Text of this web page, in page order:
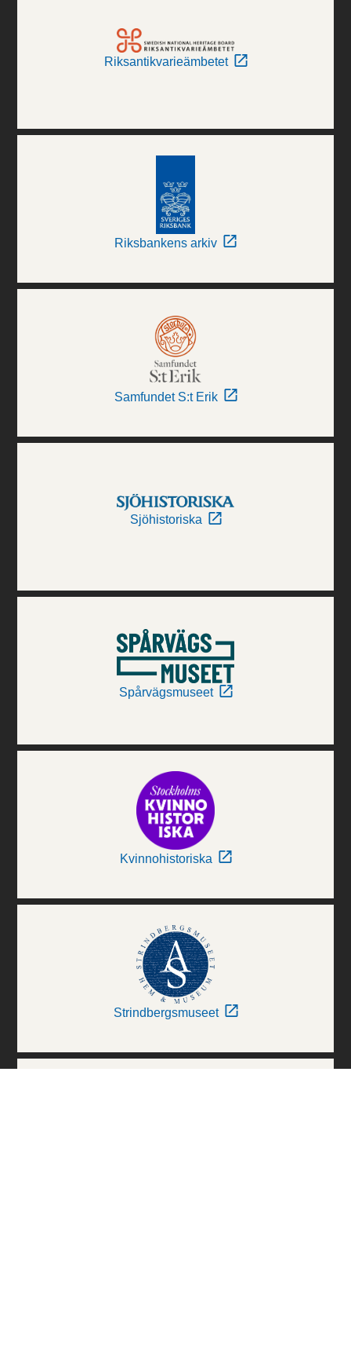
Riksantikvarieämbetet
Riksbankens arkiv
Samfundet S:t Erik
Sjöhistoriska
Spårvägsmuseet
Kvinnohistoriska
Strindbergsmuseet